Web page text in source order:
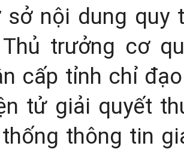
sở nội dung quy
trưởng cơ
cấp tỉnh chỉ
tử giải quyết
thông tin